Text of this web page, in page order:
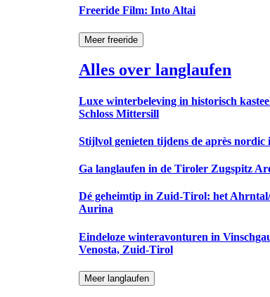
Freeride Film: Into Altai
Meer freeride
Alles over langlaufen
Luxe winterbeleving in historisch
Schloss Mittersill
Stijlvol genieten tijdens de après nordic
Ga langlaufen in de Tiroler Zugspitz
Dé geheimtip in Zuid-Tirol: het
Aurina
Eindeloze winteravonturen in
Venosta, Zuid-Tirol
Meer langlaufen